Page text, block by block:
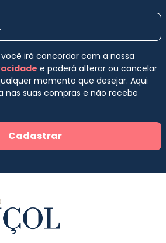
irá concordar com a nossa
e poderá alterar ou cancelar
momento que desejar. Aqui
nas suas compras e não recebe
Cadastrar